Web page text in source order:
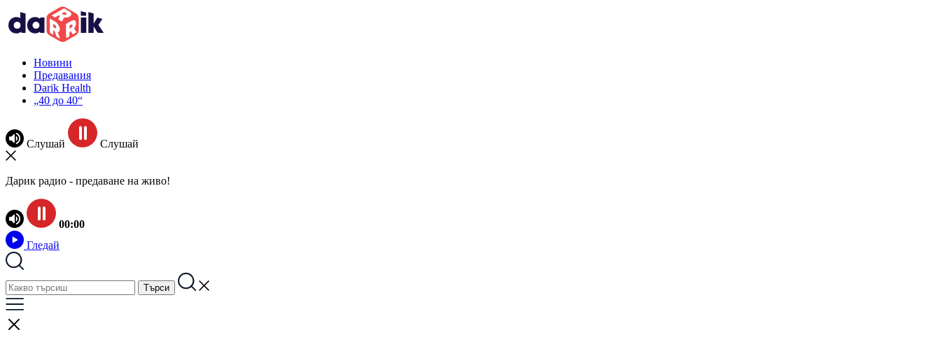
Новини
Предавания
Darik Health
„40 до 40“
Слушай Слушай
Дарик радио - предаване на живо!
00:00
Гледай